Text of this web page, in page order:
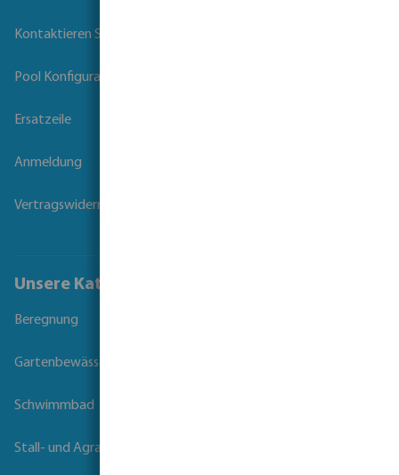
Kontaktieren Sie uns
Pool Konfigurator
Ersatzeile
Anmeldung
Vertragswiderruf
Unsere Kataloge
Beregnung
Gartenbewässerung
Schwimmbad
Stall- und Agrartechnik